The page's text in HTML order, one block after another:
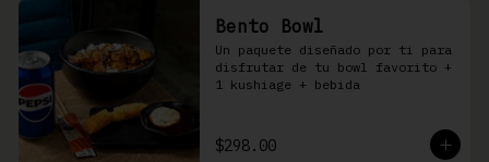
Bento Bowl
Un paquete diseñado por ti para
disfrutar de tu bowl favorito +
1 kushiage + bebida
$298.00